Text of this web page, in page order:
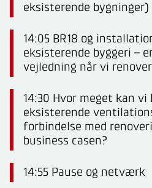
eksisterende bygninger)
14:05 BR18 og
eksisterende byggeri –
vejledning når vi
14:30 Hvor meget kan vi
eksisterende
forbindelse med
business casen?
14:55 Pause og netværk